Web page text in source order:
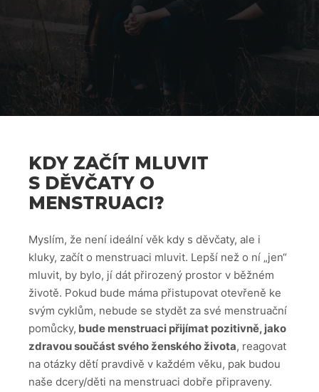
KDY ZAČÍT MLUVIT
S DĚVČATY O
MENSTRUACI?
Myslím, že není ideální věk kdy s děvčaty, ale i
kluky, začít o menstruaci mluvit. Lepší než o ní „jen“
mluvit, by bylo, jí dát přirozený prostor v běžném
životě. Pokud bude máma přistupovat otevřeně ke
svým cyklům, nebude se stydět za své menstruační
pomůcky, bude menstruaci přijímat pozitivně, jako
zdravou součást svého ženského života, reagovat
na otázky dětí pravdivě v každém věku, pak budou
naše dcery/děti na menstruaci dobře připraveny.